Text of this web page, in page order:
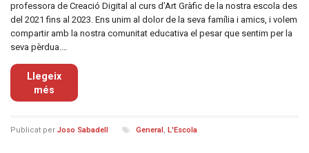
professora de Creació Digital al curs d’Art Gràfic de la nostra escola des
del 2021 fins al 2023. Ens unim al dolor de la seva família i amics, i volem
compartir amb la nostra comunitat educativa el pesar que sentim per la
seva pèrdua.…
Llegeix
més
Publicat per Joso Sabadell General, L'Escola